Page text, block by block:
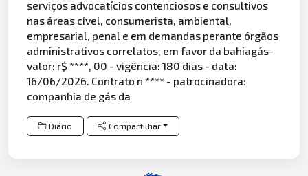
serviços advocatícios contenciosos e consultivos
nas áreas cível, consumerista, ambiental,
empresarial, penal e em demandas perante órgãos
administrativos correlatos, em favor da bahiagás-
valor: r$ ****, 00 - vigência: 180 dias - data:
16/06/2026. Contrato n **** - patrocinadora:
companhia de gás da
Diário Compartilhar